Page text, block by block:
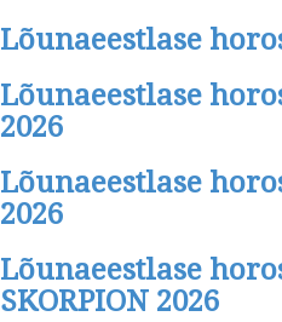
Lõunaeestlase
Lõunaeestlase
2026
Lõunaeestlase
2026
Lõunaeestlase
SKORPION 2026